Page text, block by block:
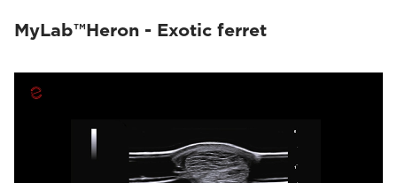
MyLab™Heron - Exotic ferret